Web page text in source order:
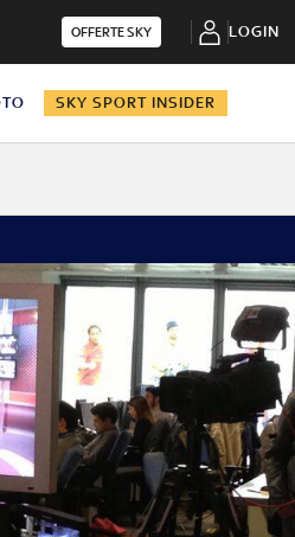
OFFERTE SKY LOGIN
SKY SPORT INSIDER